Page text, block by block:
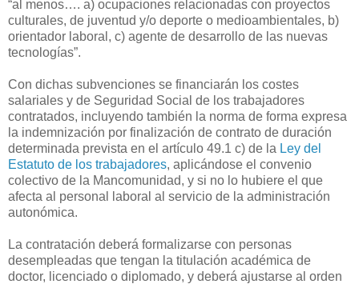
“al menos…. a) ocupaciones relacionadas con proyectos
culturales, de juventud y/o deporte o medioambientales, b)
orientador laboral, c) agente de desarrollo de las nuevas
tecnologías”.
Con dichas subvenciones se financiarán los costes
salariales y de Seguridad Social de los trabajadores
contratados, incluyendo también la norma de forma expresa
la indemnización por finalización de contrato de duración
determinada prevista en el artículo 49.1 c) de la Ley del
Estatuto de los trabajadores, aplicándose el convenio
colectivo de la Mancomunidad, y si no lo hubiere el que
afecta al personal laboral al servicio de la administración
autonómica.
La contratación deberá formalizarse con personas
desempleadas que tengan la titulación académica de
doctor, licenciado o diplomado, y deberá ajustarse al orden